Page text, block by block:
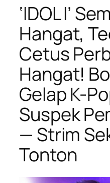
‘IDOL I’
Hangat,
Cetus
Hangat!
Gelap K-
Suspek
— Strim
Tonton